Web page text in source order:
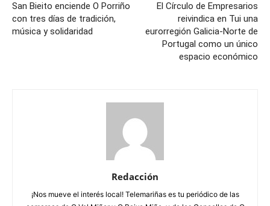
San Bieito enciende O Porriño
con tres días de tradición,
música y solidaridad
El Círculo de Empresarios
reivindica en Tui una
eurorregión Galicia-Norte de
Portugal como un único
espacio económico
Redacción
¡Nos mueve el interés local! Telemariñas es tu periódico de las